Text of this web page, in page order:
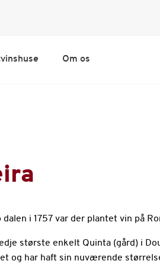
Om os
i 1757 var der plantet vin på
største enkelt Quinta (gård) i
og har haft sin nuværende